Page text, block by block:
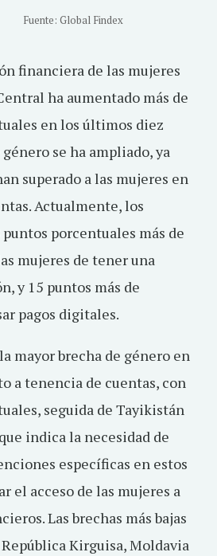
Fuente: Global Findex
financiera de las mujeres
ha aumentado más de
en los últimos diez
se ha ampliado, ya
superado a las mujeres en
Actualmente, los
porcentuales más de
mujeres de tener una
y 15 puntos más de
pagos digitales.
mayor brecha de género en
a tenencia de cuentas, con
seguida de Tayikistán
indica la necesidad de
específicas en estos
el acceso de las mujeres a
Las brechas más bajas
Kirguisa, Moldavia